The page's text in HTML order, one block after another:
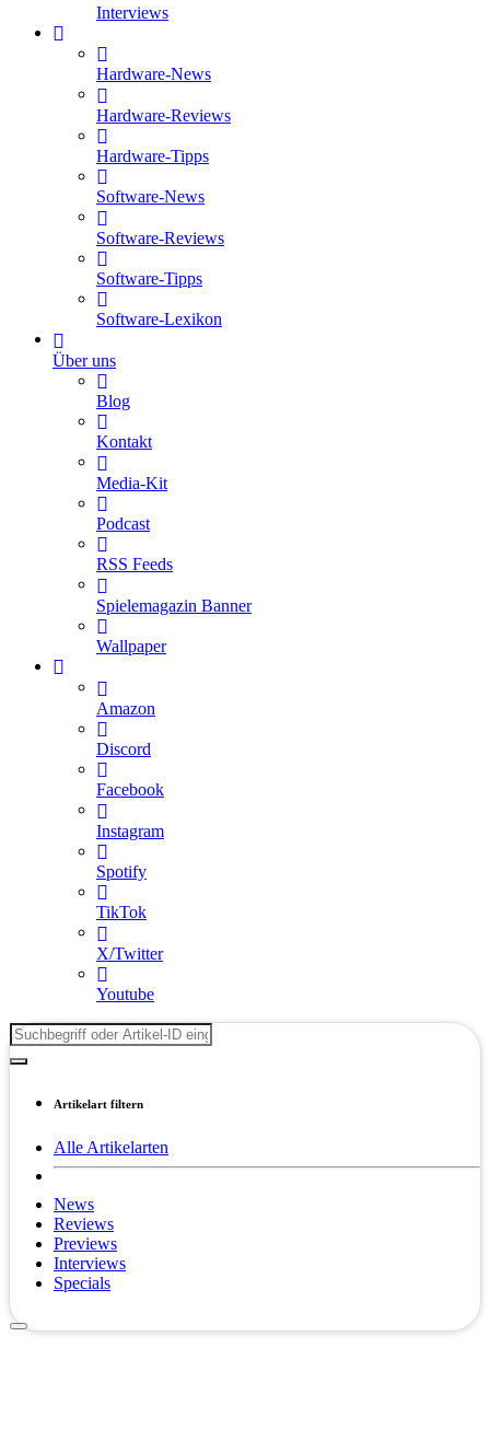
Interviews
Hardware-News
Hardware-Reviews
Hardware-Tipps
Software-News
Software-Reviews
Software-Tipps
Software-Lexikon
Über uns
Blog
Kontakt
Media-Kit
Podcast
RSS Feeds
Spielemagazin Banner
Wallpaper
Amazon
Discord
Facebook
Instagram
Spotify
TikTok
X/Twitter
Youtube
Artikelart filtern
Alle Artikelarten
News
Reviews
Previews
Interviews
Specials